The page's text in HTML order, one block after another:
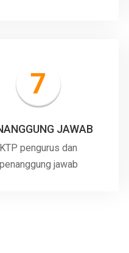
JAWAB
KTP pengurus dan
penanggung jawab